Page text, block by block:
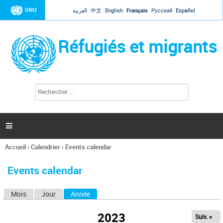
Jump to navigation
ONU العربية 中文 English Français Русский Español
Réfugiés et migrants
l
c
h
e

Vous
ici
Accueil›Calendrier› Events calendar
Events calendar
Mois Jour Année
2023 Suiv. »